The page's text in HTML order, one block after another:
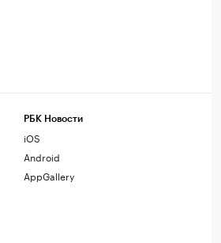
РБК Новости
iOS
Android
AppGallery